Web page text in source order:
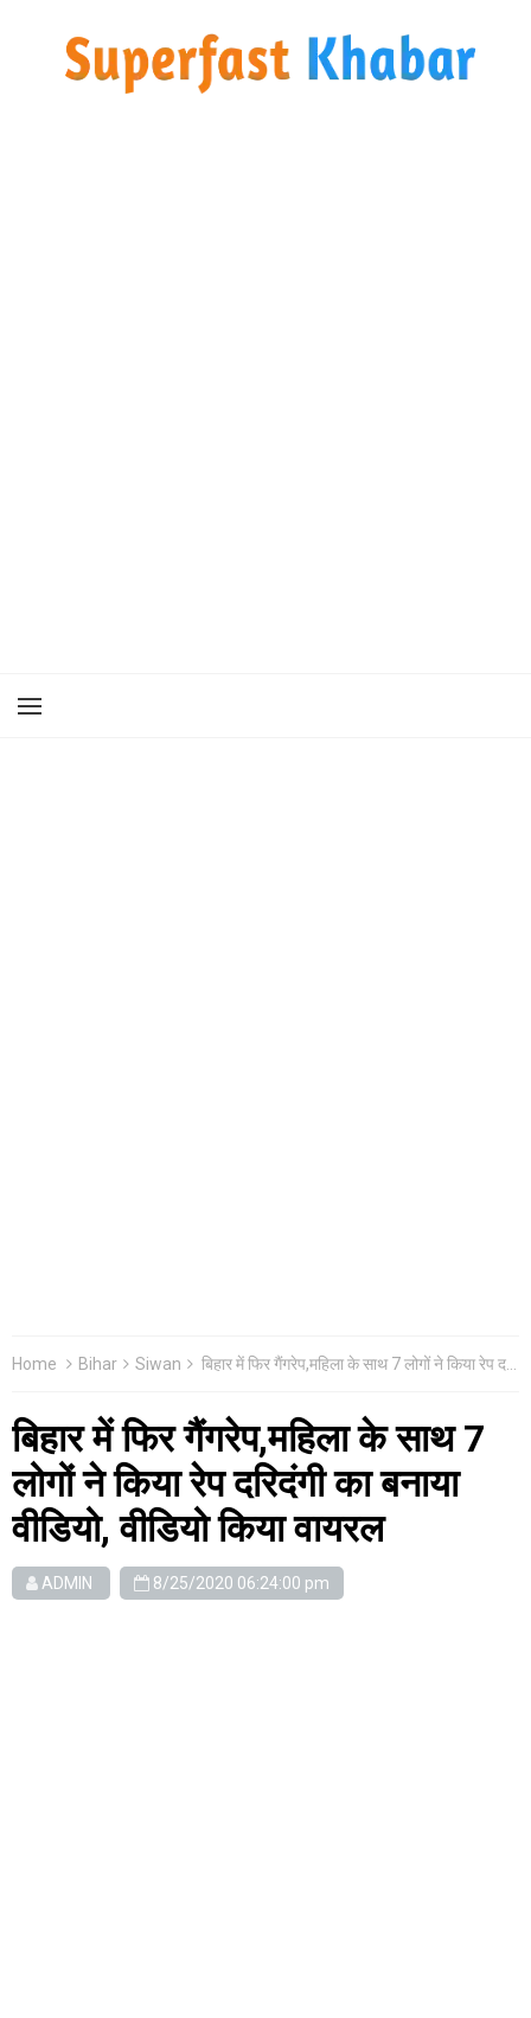
Home Bihar Siwan बिहार में फिर गैंगरेप,महिला के साथ 7 लोगों ने किया रेप दरिदंगी का बनाया वीडियो, वीडियो किया वायरल
बिहार में फिर गैंगरेप,महिला के साथ 7
लोगों ने किया रेप दरिदंगी का बनाया
वीडियो, वीडियो किया वायरल
ADMIN 8/25/2020 06:24:00 pm